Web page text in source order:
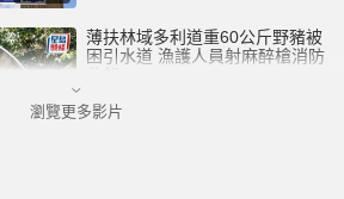
薄扶林域多利道重60公斤野豬被
困引水道 漁護人員射麻醉槍消防
港聞
瀏覽更多影片